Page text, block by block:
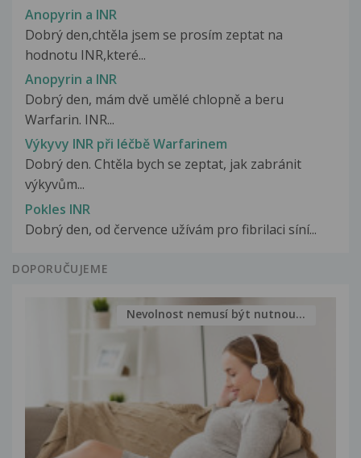
Anopyrin a INR
Dobrý den,chtěla jsem se prosím zeptat na
hodnotu INR,které...
Anopyrin a INR
Dobrý den, mám dvě umělé chlopně a beru
Warfarin. INR...
Výkyvy INR při léčbě Warfarinem
Dobrý den. Chtěla bych se zeptat, jak zabránit
výkyvům...
Pokles INR
Dobrý den, od července užívám pro fibrilaci síní...
DOPORUČUJEME
Nevolnost nemusí být nutnou...